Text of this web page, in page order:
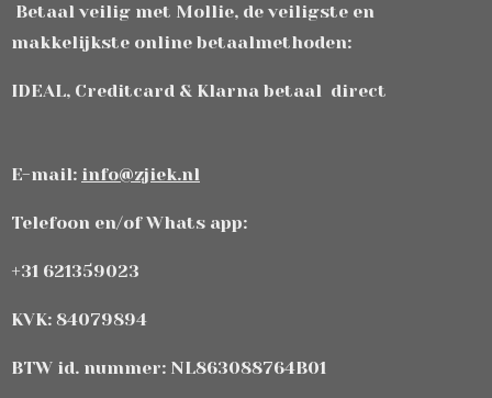
Betaal veilig met Mollie, de veiligste en
makkelijkste online betaalmethoden:
IDEAL, Creditcard & Klarna betaal direct
E-mail: info@zjiek.nl
Telefoon en/of Whats app:
+31 621359023
KVK: 84079894
BTW id. nummer: NL863088764B01